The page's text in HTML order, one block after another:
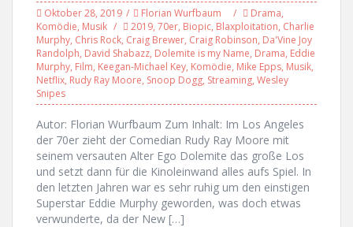
Oktober 28, 2019 Florian Wurfbaum Drama,
Komödie, Musik 2019, 70er, Biopic, Blaxploitation, Charlie
Murphy, Chris Rock, Craig Brewer, Craig Robinson, Da'Vine Joy
Randolph, David Shabazz, Dolemite is my Name, Drama, Eddie
Murphy, Film, Keegan-Michael Key, Komödie, Mike Epps, Musik,
Netflix, Rudy Ray Moore, Snoop Dogg, Streaming, Wesley
Snipes
Autor: Florian Wurfbaum Zum Inhalt: Im Los Angeles
der 70er zieht der Comedian Rudy Ray Moore mit
seinem versauten Alter Ego Dolemite das große Los
und setzt dann für die Kinoleinwand alles aufs Spiel. In
den letzten Jahren war es sehr ruhig um den einstigen
Superstar Eddie Murphy geworden, was doch etwas
verwunderte, da der New […]